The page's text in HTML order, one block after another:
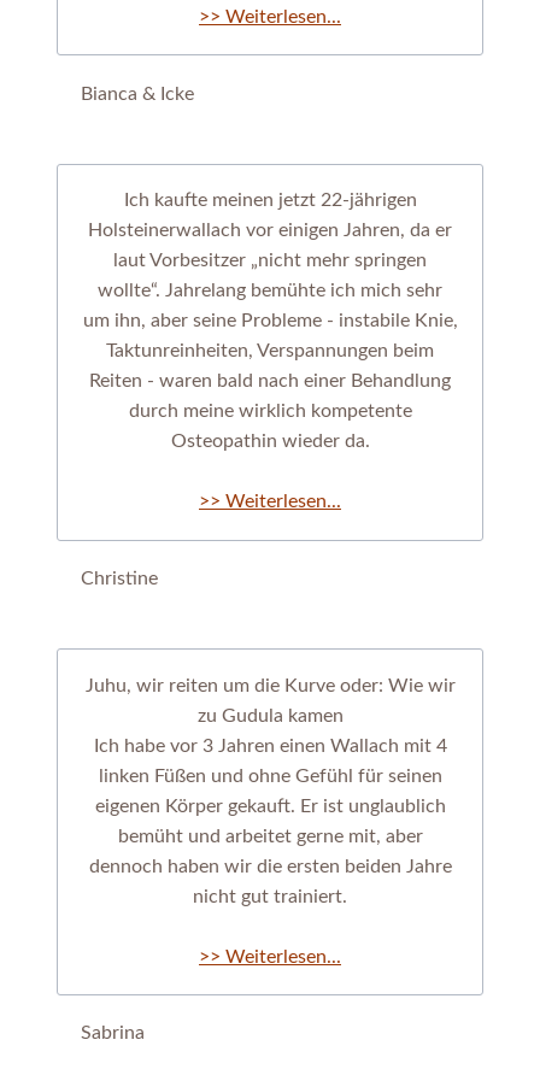
>> Weiterlesen...
Bianca & Icke
Ich kaufte meinen jetzt 22-jährigen
Holsteinerwallach vor einigen Jahren, da er
laut Vorbesitzer „nicht mehr springen
wollte“. Jahrelang bemühte ich mich sehr
um ihn, aber seine Probleme - instabile Knie,
Taktunreinheiten, Verspannungen beim
Reiten - waren bald nach einer Behandlung
durch meine wirklich kompetente
Osteopathin wieder da.
>> Weiterlesen...
Christine
Juhu, wir reiten um die Kurve oder: Wie wir
zu Gudula kamen
Ich habe vor 3 Jahren einen Wallach mit 4
linken Füßen und ohne Gefühl für seinen
eigenen Körper gekauft. Er ist unglaublich
bemüht und arbeitet gerne mit, aber
dennoch haben wir die ersten beiden Jahre
nicht gut trainiert.
>> Weiterlesen...
Sabrina